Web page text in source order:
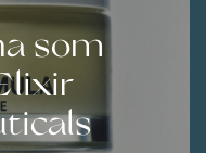
som